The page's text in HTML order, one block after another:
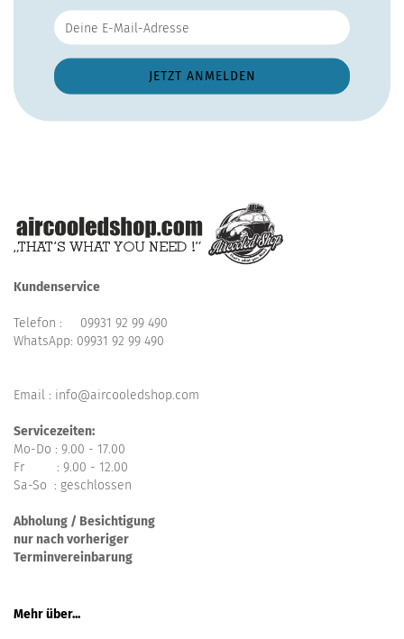
Kundenservice
Telefon : 09931 92 99 490
WhatsApp: 09931 92 99 490
Email : info@aircooledshop.com
Servicezeiten:
Mo-Do : 9.00 - 17.00
Fr : 9.00 - 12.00
Sa-So : geschlossen
Abholung / Besichtigung
nur nach vorheriger
Terminvereinbarung
Mehr über...